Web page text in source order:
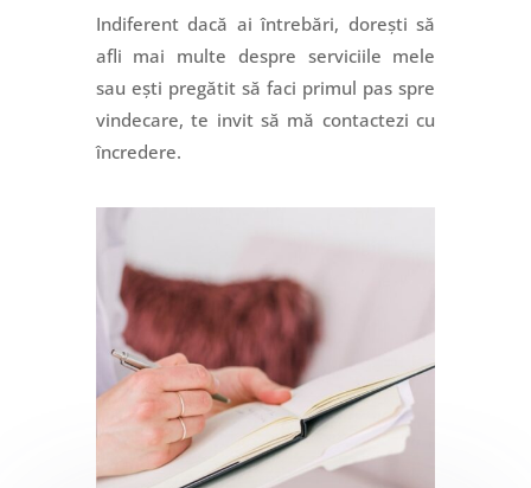
Indiferent dacă ai întrebări, dorești să
afli mai multe despre serviciile mele
sau ești pregătit să faci primul pas spre
vindecare, te invit să mă contactezi cu
încredere.